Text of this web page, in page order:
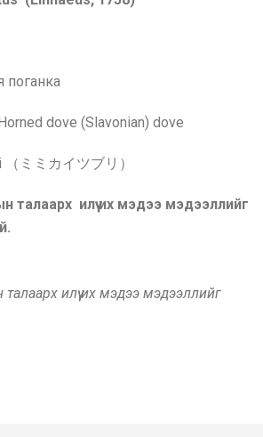
поганка
dove (Slavonian) dove
ミミカイツブリ）
талаарх илүү их мэдээ мэдээллийг
илүү их мэдээ мэдээллийг